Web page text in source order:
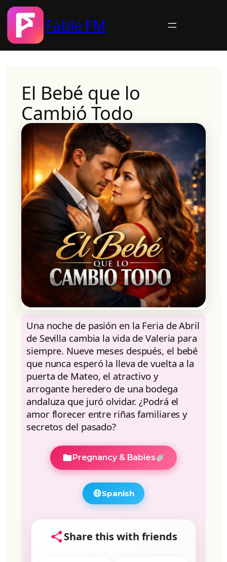
Fable FM
El Bebé que lo
Cambió Todo
Una noche de pasión en la Feria de Abril
de Sevilla cambia la vida de Valeria para
siempre. Nueve meses después, el bebé
que nunca esperó la lleva de vuelta a la
puerta de Mateo, el atractivo y
arrogante heredero de una bodega
andaluza que juró olvidar. ¿Podrá el
amor florecer entre riñas familiares y
secretos del pasado?
Pregnancy & Babies
Spanish
Share this with friends